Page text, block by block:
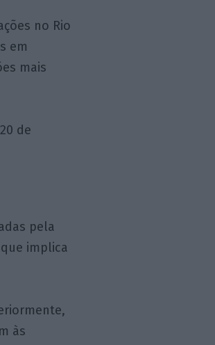
no Rio
em
mais
de
pela
implica
às